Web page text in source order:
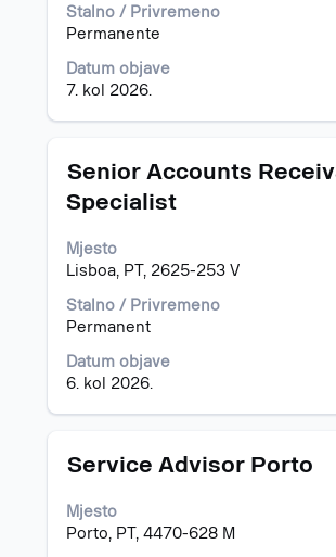
Stalno / Privremeno
Permanente
Datum objave
7. kol 2026.
čitav
sadržaj
o
poslu.
Naziv
Senior Accounts
Specialist
Mjesto
Lisboa, PT, 2625-253 V
Stalno / Privremeno
Permanent
Datum objave
6. kol 2026.
Odaberite
kako
prikazali
čitav
sadržaj
informacija
poslu.
Naziv
Service Advisor Porto
Mjesto
Porto, PT, 4470-628 M
Odaberite
kako
biste
prikazali